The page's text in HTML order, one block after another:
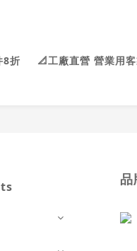
8折 📐工廠直營 營業用
品